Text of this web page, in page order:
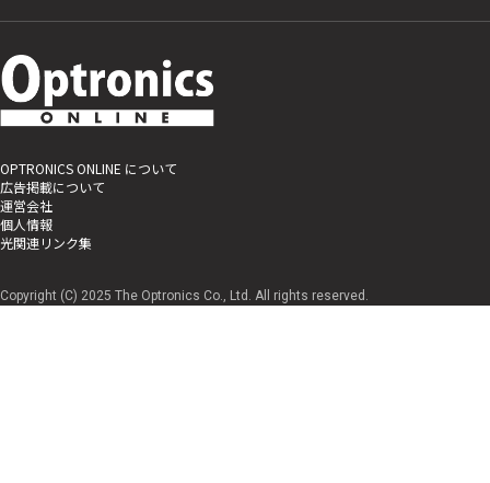
OPTRONICS ONLINE について
広告掲載について
運営会社
個人情報
光関連リンク集
Copyright (C) 2025 The Optronics Co., Ltd. All rights reserved.